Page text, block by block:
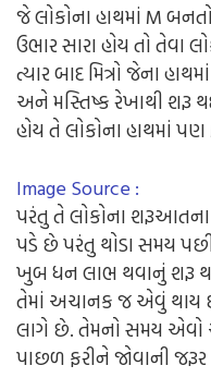
જે લોકોના હાથમાં M
ઉભાર સારા હોય તો
ત્યાર બાદ મિત્રો જેના
અને મસ્તિષ્ક રેખાથી શરૂ
હોય તે લોકોના હાથમાં
Image Source :
પરંતુ તે લોકોના
પડે છે પરંતુ થોડા સમય
ખુબ ધન લાભ થવાનું શરૂ
તેમાં અચાનક જ એવું
લાગે છે. તેમનો સમય એવો
પાછળ ફરીને જોવાની